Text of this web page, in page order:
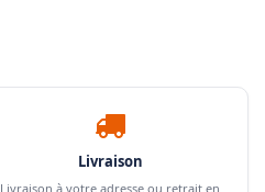
Livraison
Livraison à votre adresse ou retrait en